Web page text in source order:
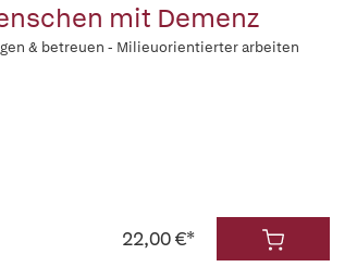
mit Demenz
& betreuen - Milieuorientierter arbeiten
22,00 €*